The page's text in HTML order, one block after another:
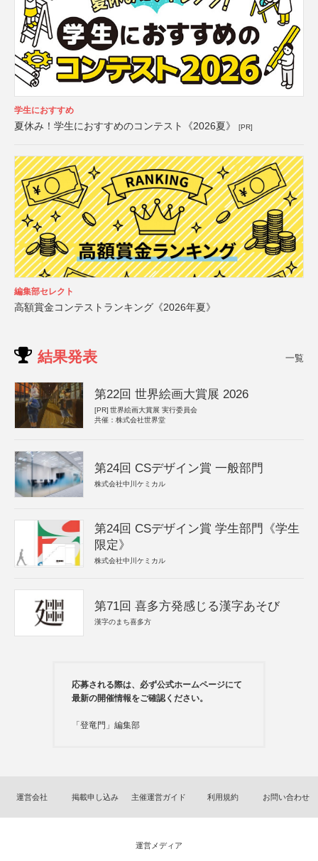
学生におすすめ
夏休み！学生におすすめのコンテスト《2026夏》 [PR]
編集部セレクト
高額賞金コンテストランキング《2026年夏》
結果発表 一覧
第22回 世界絵画大賞展 2026
[PR] 世界絵画大賞展 実行委員会
共催：株式会社世界堂
第24回 CSデザイン賞 一般部門
株式会社中川ケミカル
第24回 CSデザイン賞 学生部門《学生
限定》
株式会社中川ケミカル
第71回 喜多方発感じる漢字あそび
漢字のまち喜多方
応募される際は、必ず公式ホームページにて
最新の開催情報をご確認ください。
「登竜門」編集部
運営会社 掲載申し込み 主催運営ガイド 利用規約 お問い合わせ
運営メディア